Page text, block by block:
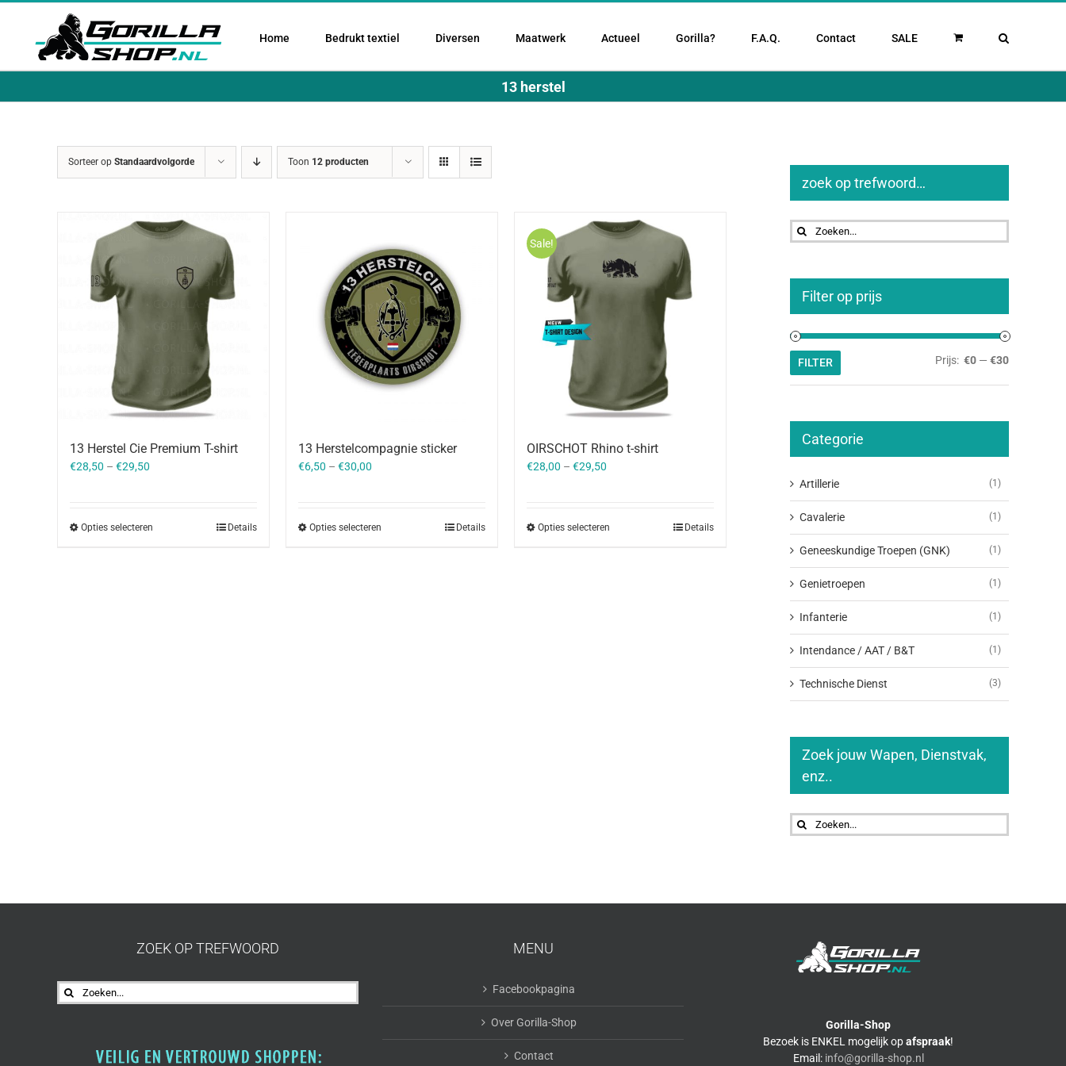
Ga
Home Bedrukt textiel Diversen Maatwerk Actueel Gorilla? F.A.Q. Contact SALE
13 herstel
Sorteer op Standaardvolgorde Toon 12 producten
13 Herstel Cie Premium T-shirt
€28,50 – €29,50
Opties selecteren Details
13 Herstelcompagnie sticker
€6,50 – €30,00
Opties selecteren Details
Sale!
OIRSCHOT Rhino t-shirt
€28,00 – €29,50
Opties selecteren Details
zoek op trefwoord…
Zoeken
naar:
Filter op prijs
Min.
Max.
FILTER Prijs: €0 — €30
Categorie
Artillerie (1)
Cavalerie (1)
Geneeskundige Troepen (GNK) (1)
Genietroepen (1)
Infanterie (1)
Intendance / AAT / B&T (1)
Technische Dienst (3)
Zoek jouw Wapen, Dienstvak,
enz..
Zoeken
naar:
ZOEK OP TREFWOORD
Zoeken
naar:
MENU
Facebookpagina
Over Gorilla-Shop
Contact
Gorilla-Shop
Bezoek is ENKEL mogelijk opafspraak!
Email: info@gorilla-shop.nl